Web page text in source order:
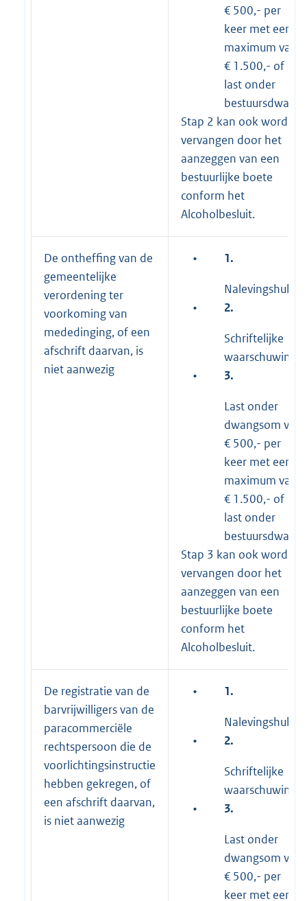
€ 500,- per
keer met een
maximum van
€ 1.500,- of
last onder
bestuursdwang
Stap 2 kan ook worden
vervangen door het
aanzeggen van een
bestuurlijke boete
conform het
Alcoholbesluit.
De ontheffing van de
gemeentelijke
verordening ter
voorkoming van
mededinging, of een
afschrift daarvan, is
niet aanwezig
• 1.
Nalevingshulp
•
2.
Schriftelijke
waarschuwing
•
3.
Last onder
dwangsom van
€ 500,- per
keer met een
maximum van
€ 1.500,- of
last onder
bestuursdwang
Stap 3 kan ook worden
vervangen door het
aanzeggen van een
bestuurlijke boete
conform het
Alcoholbesluit.
De registratie van de
barvrijwilligers van de
paracommerciële
rechtspersoon die de
voorlichtingsinstructie
hebben gekregen, of
een afschrift daarvan,
is niet aanwezig
• 1.
Nalevingshulp
•
2.
Schriftelijke
waarschuwing
•
3.
Last onder
dwangsom van
€ 500,- per
keer met een